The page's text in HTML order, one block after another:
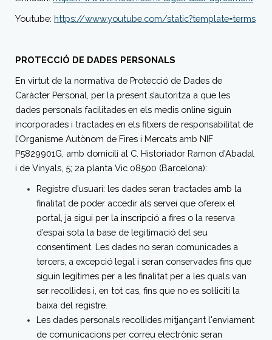
Youtube: https://www.youtube.com/static?template=terms
PROTECCIÓ DE DADES PERSONALS
En virtut de la normativa de Protecció de Dades de
Caràcter Personal, per la present s’autoritza a que les
dades personals facilitades en els medis online siguin
incorporades i tractades en els fitxers de responsabilitat de
l’Organisme Autònom de Fires i Mercats amb NIF
P5829901G, amb domicili al C. Historiador Ramon d'Abadal
i de Vinyals, 5; 2a planta Vic 08500 (Barcelona):
Registre d’usuari: les dades seran tractades amb la
finalitat de poder accedir als servei que ofereix el
portal, ja sigui per la inscripció a fires o la reserva
d’espai sota la base de legitimació del seu
consentiment. Les dades no seran comunicades a
tercers, a excepció legal i seran conservades fins que
siguin legítimes per a les finalitat per a les quals van
ser recollides i, en tot cas, fins que no es sol·liciti la
baixa del registre.
Les dades personals recollides mitjançant l'enviament
de comunicacions per correu electrònic seran